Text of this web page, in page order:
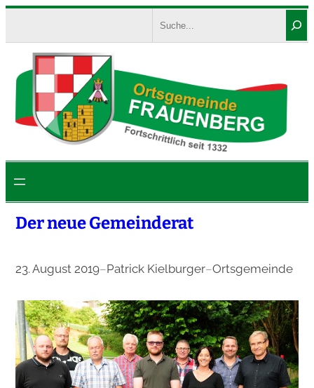
springen
Der neue Gemeinderat
23. August 2019–Patrick Kielburger–Ortsgemeinde